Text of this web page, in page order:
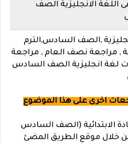
اللغة الانجليزية الصف
,الصف السادس,الترم
, مراجعة نصف العام , مراجعة
لغة انجليزية الصف السادس
اخرى على هذا الموضوع
الابتدائية (الصف السادس
من خلال موقع الطريق المضئ